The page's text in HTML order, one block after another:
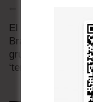
El PCC y el CV de
Brasil: los nuevos
grupos designados
‘terroristas’ ...